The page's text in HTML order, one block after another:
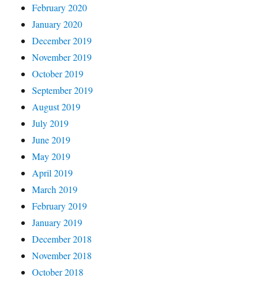
February 2020
January 2020
December 2019
November 2019
October 2019
September 2019
August 2019
July 2019
June 2019
May 2019
April 2019
March 2019
February 2019
January 2019
December 2018
November 2018
October 2018